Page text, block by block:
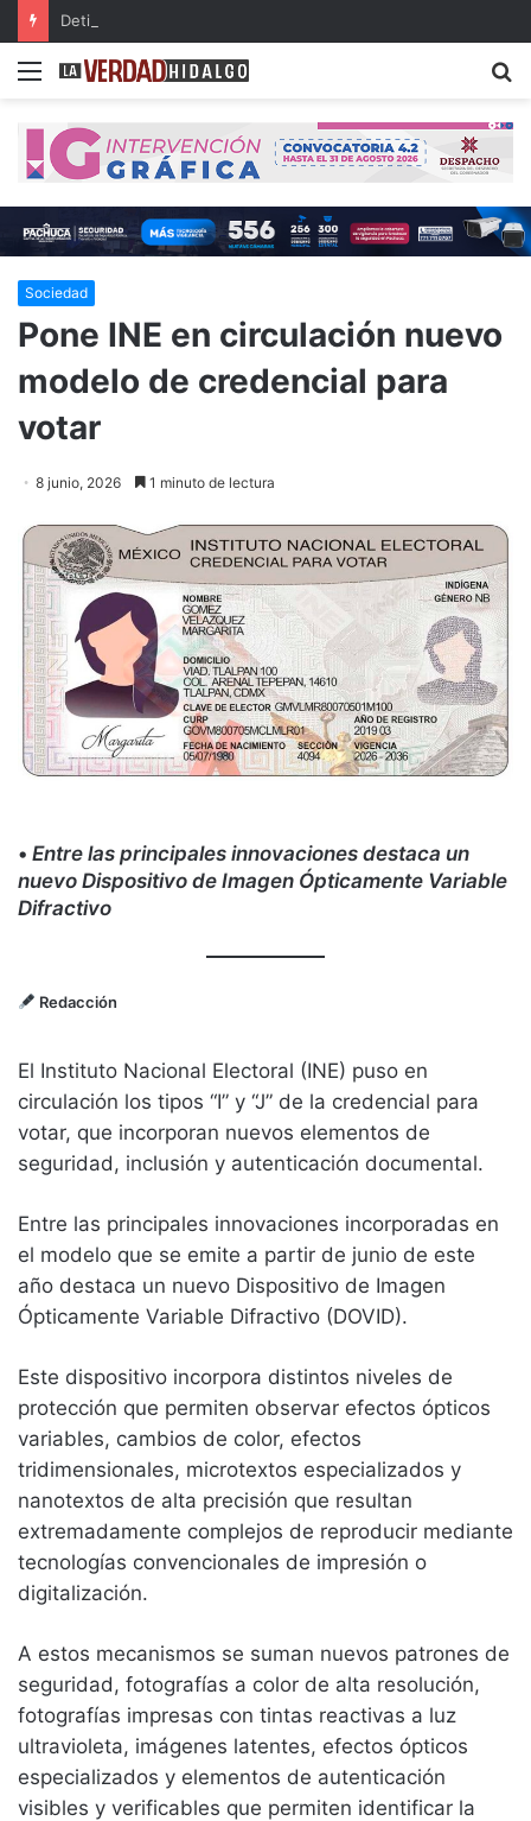
Menu
Sociedad
Pone INE en circulación nuevo
modelo de credencial para
votar
8 junio, 2026 1 minuto de lectura
• Entre las principales innovaciones destaca un
nuevo Dispositivo de Imagen Ópticamente Variable
Difractivo
Redacción
El Instituto Nacional Electoral (INE) puso en
circulación los tipos “I” y “J” de la credencial para
votar, que incorporan nuevos elementos de
seguridad, inclusión y autenticación documental.
Entre las principales innovaciones incorporadas en
el modelo que se emite a partir de junio de este
año destaca un nuevo Dispositivo de Imagen
Ópticamente Variable Difractivo (DOVID).
Este dispositivo incorpora distintos niveles de
protección que permiten observar efectos ópticos
variables, cambios de color, efectos
tridimensionales, microtextos especializados y
nanotextos de alta precisión que resultan
extremadamente complejos de reproducir mediante
tecnologías convencionales de impresión o
digitalización.
A estos mecanismos se suman nuevos patrones de
seguridad, fotografías a color de alta resolución,
fotografías impresas con tintas reactivas a luz
ultravioleta, imágenes latentes, efectos ópticos
especializados y elementos de autenticación
visibles y verificables que permiten identificar la